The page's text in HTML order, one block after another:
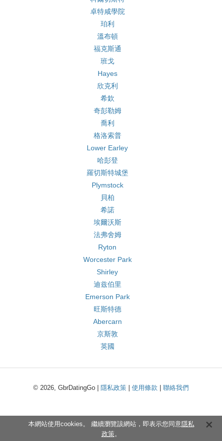
卓特咸學院
珀利
溫布頓
福克斯通
班戈
Hayes
欣克利
希欽
奇彭勒姆
喬利
格洛索普
Lower Earley
哈彭登
羅切斯特城堡
Plymstock
貝柏
希諾
埃爾沃斯
法弗舍姆
Ryton
Worcester Park
Shirley
迪兹伯里
Emerson Park
旺斯特德
Abercarn
京斯敦
英國
© 2026, GbrDatingGo | 隱私政策 使用條款 聯絡我們
本網站使用cookies。 繼續瀏覽該網站，即表示您同意隱私
政策。